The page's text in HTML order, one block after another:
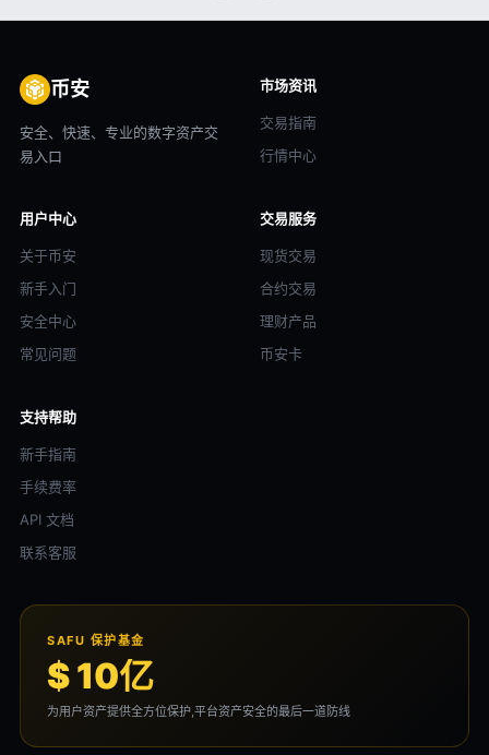
币安
安全、快速、专业的数字资产交
易入口
市场资讯
交易指南
行情中心
用户中心
关于币安
新手入门
安全中心
常见问题
交易服务
现货交易
合约交易
理财产品
币安卡
支持帮助
新手指南
手续费率
API 文档
联系客服
SAFU 保护基金
$ 10亿
为用户资产提供全方位保护,平台资产安全的最后一道防线